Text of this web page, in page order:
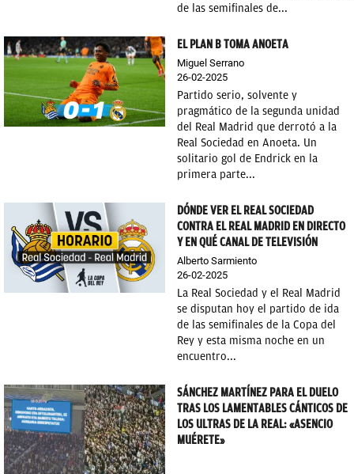
de las semifinales de...
EL PLAN B TOMA ANOETA
Miguel Serrano
26-02-2025
Partido serio, solvente y
pragmático de la segunda unidad
del Real Madrid que derrotó a la
Real Sociedad en Anoeta. Un
solitario gol de Endrick en la
primera parte...
DÓNDE VER EL REAL SOCIEDAD
CONTRA EL REAL MADRID EN DIRECTO
Y EN QUÉ CANAL DE TELEVISIÓN
Alberto Sarmiento
26-02-2025
La Real Sociedad y el Real Madrid
se disputan hoy el partido de ida
de las semifinales de la Copa del
Rey y esta misma noche en un
encuentro...
SÁNCHEZ MARTÍNEZ PARA EL DUELO
TRAS LOS LAMENTABLES CÁNTICOS DE
LOS ULTRAS DE LA REAL: «ASENCIO
MUÉRETE»